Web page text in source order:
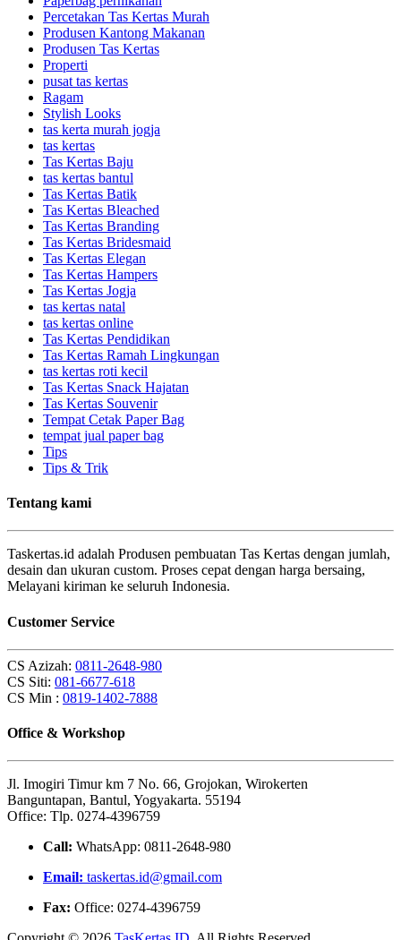
Percetakan Tas Kertas Murah
Produsen Kantong Makanan
Produsen Tas Kertas
Properti
pusat tas kertas
Ragam
Stylish Looks
tas kerta murah jogja
tas kertas
Tas Kertas Baju
tas kertas bantul
Tas Kertas Batik
Tas Kertas Bleached
Tas Kertas Branding
Tas Kertas Bridesmaid
Tas Kertas Elegan
Tas Kertas Hampers
Tas Kertas Jogja
tas kertas natal
tas kertas online
Tas Kertas Pendidikan
Tas Kertas Ramah Lingkungan
tas kertas roti kecil
Tas Kertas Snack Hajatan
Tas Kertas Souvenir
Tempat Cetak Paper Bag
tempat jual paper bag
Tips
Tips & Trik
Tentang kami
Taskertas.id adalah Produsen pembuatan Tas Kertas dengan jumlah,
desain dan ukuran custom. Proses cepat dengan harga bersaing,
Melayani kiriman ke seluruh Indonesia.
Customer Service
CS Azizah: 0811-2648-980
CS Siti: 081-6677-618
CS Min : 0819-1402-7888
Office & Workshop
Jl. Imogiri Timur km 7 No. 66, Grojokan, Wirokerten
Banguntapan, Bantul, Yogyakarta. 55194
Office: Tlp. 0274-4396759
Call: WhatsApp: 0811-2648-980
Email: taskertas.id@gmail.com
Fax: Office: 0274-4396759